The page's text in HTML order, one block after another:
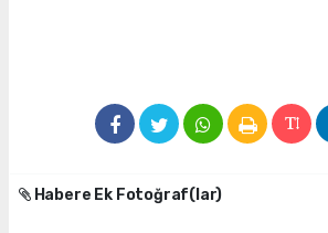
Habere Ek Fotoğraf(lar)